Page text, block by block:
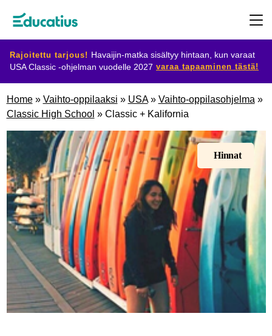
Rajoitettu tarjous! Havaijin-matka sisältyy hintaan, kun varaat
USA Classic -ohjelman vuodelle 2027 varaa tapaaminen tästä!
Ohjelmat
Suunnittele
vaihtosi
Ryhdy
isäntäperheeksi
Home» Vaihto-oppilaaksi » USA» Vaihto-oppilasohjelma »
Classic High School » Classic + Kalifornia
Hinnat